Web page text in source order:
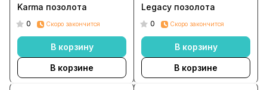
Karma позолота
0 Скоро закончится
В корзину
В корзине
Legacy позолота
0 Скоро закончится
В корзину
В корзине